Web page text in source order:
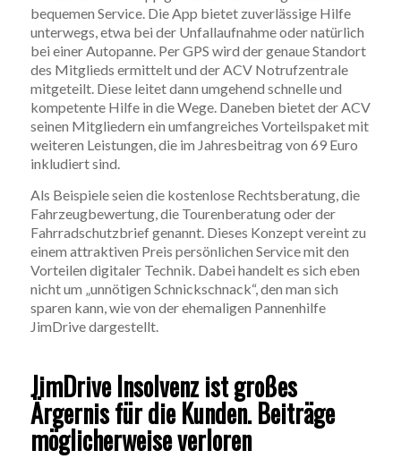
bequemen Service. Die App bietet zuverlässige Hilfe
unterwegs, etwa bei der Unfallaufnahme oder natürlich
bei einer Autopanne. Per GPS wird der genaue Standort
des Mitglieds ermittelt und der ACV Notrufzentrale
mitgeteilt. Diese leitet dann umgehend schnelle und
kompetente Hilfe in die Wege. Daneben bietet der ACV
seinen Mitgliedern ein umfangreiches Vorteilspaket mit
weiteren Leistungen, die im Jahresbeitrag von 69 Euro
inkludiert sind.
Als Beispiele seien die kostenlose Rechtsberatung, die
Fahrzeugbewertung, die Tourenberatung oder der
Fahrradschutzbrief genannt. Dieses Konzept vereint zu
einem attraktiven Preis persönlichen Service mit den
Vorteilen digitaler Technik. Dabei handelt es sich eben
nicht um „unnötigen Schnickschnack“, den man sich
sparen kann, wie von der ehemaligen Pannenhilfe
JimDrive dargestellt.
JimDrive Insolvenz ist großes
Ärgernis für die Kunden. Beiträge
möglicherweise verloren